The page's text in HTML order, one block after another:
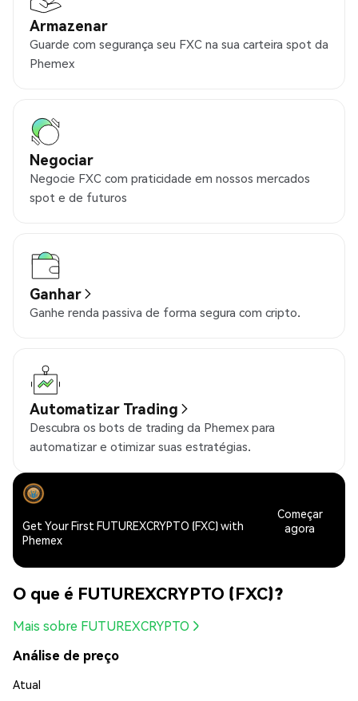
Armazenar
Guarde com segurança seu FXC na sua carteira spot da
Phemex
Negociar
Negocie FXC com praticidade em nossos mercados
spot e de futuros
Ganhar
Ganhe renda passiva de forma segura com cripto.
Automatizar Trading
Descubra os bots de trading da Phemex para
automatizar e otimizar suas estratégias.
Get Your First FUTUREXCRYPTO (FXC) with
Phemex
Começar
agora
O que é FUTUREXCRYPTO (FXC)?
Mais sobre FUTUREXCRYPTO
Análise de preço
Atual